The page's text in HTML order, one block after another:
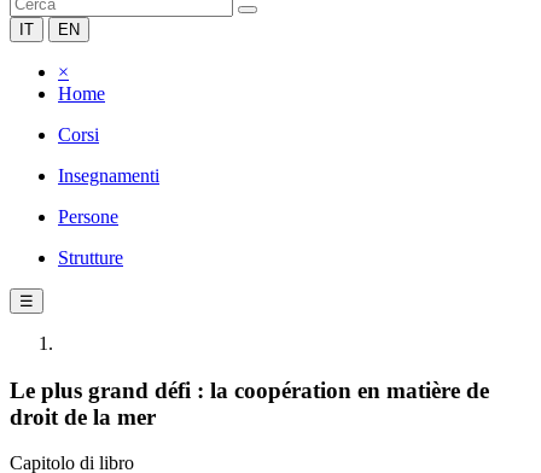
IT EN
×
Home
Corsi
Insegnamenti
Persone
Strutture
☰
Le plus grand défi : la coopération en matière de
droit de la mer
Capitolo di libro